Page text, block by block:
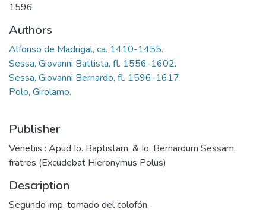
1596
Authors
Alfonso de Madrigal, ca. 1410-1455.
Sessa, Giovanni Battista, fl. 1556-1602.
Sessa, Giovanni Bernardo, fl. 1596-1617.
Polo, Girolamo.
Publisher
Venetiis : Apud Io. Baptistam, & Io. Bernardum Sessam,
fratres (Excudebat Hieronymus Polus)
Description
Segundo imp. tomado del colofón.